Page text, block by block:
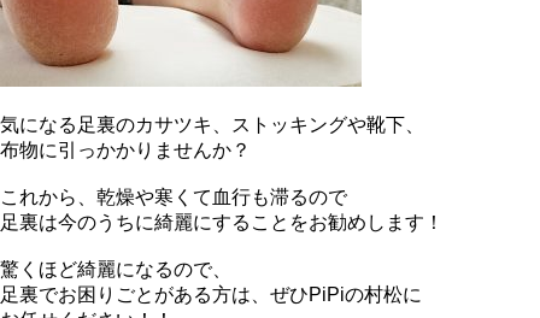
気になる足裏のカサツキ、ストッキングや靴下、
布物に引っかかりませんか？
これから、乾燥や寒くて血行も滞るので
足裏は今のうちに綺麗にすることをお勧めします！
驚くほど綺麗になるので、
足裏でお困りごとがある方は、ぜひPiPiの村松に